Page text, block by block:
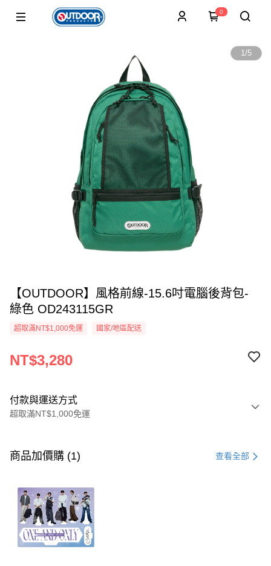
0
1/5
【OUTDOOR】風格前線-15.6吋電腦後背包-
綠色 OD243115GR
超取滿NT$1,000免運 國家/地區配送
NT$3,280
付款與運送方式
超取滿NT$1,000免運
信用卡一次付款
LINE Pay
Apple Pay
悠遊付
商品加價購 (1) 查看全部